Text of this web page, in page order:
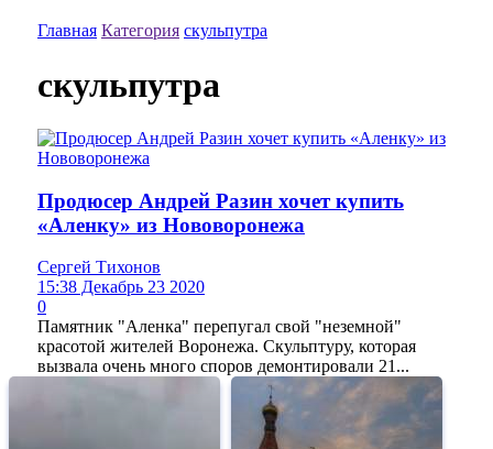
Главная Категория скульпутра
скульпутра
Продюсер Андрей Разин хочет купить
«Аленку» из Нововоронежа
Сергей Тихонов
15:38 Декабрь 23 2020
0
Памятник "Аленка" перепугал свой "неземной"
красотой жителей Воронежа. Скульптуру, которая
вызвала очень много споров демонтировали 21...